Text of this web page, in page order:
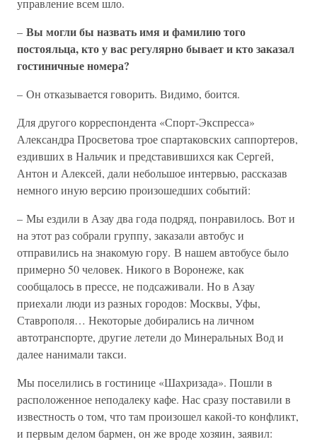
управление всем шло.
– Вы могли бы назвать имя и фамилию того
постояльца, кто у вас регулярно бывает и кто заказал
гостиничные номера?
– Он отказывается говорить. Видимо, боится.
Для другого корреспондента «Спорт-Экспресса»
Александра Просветова трое спартаковских саппортеров,
ездивших в Нальчик и представившихся как Сергей,
Антон и Алексей, дали небольшое интервью, рассказав
немного иную версию произошедших событий:
– Мы ездили в Азау два года подряд, понравилось. Вот и
на этот раз собрали группу, заказали автобус и
отправились на знакомую гору. В нашем автобусе было
примерно 50 человек. Никого в Воронеже, как
сообщалось в прессе, не подсаживали. Но в Азау
приехали люди из разных городов: Москвы, Уфы,
Ставрополя… Некоторые добирались на личном
автотранспорте, другие летели до Минеральных Вод и
далее нанимали такси.
Мы поселились в гостинице «Шахризада». Пошли в
расположенное неподалеку кафе. Нас сразу поставили в
известность о том, что там произошел какой-то конфликт,
и первым делом бармен, он же вроде хозяин, заявил: